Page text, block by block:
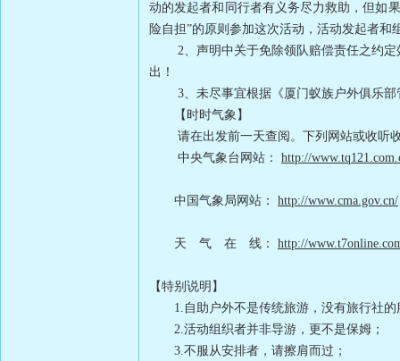
动的发起者和同行者有义务尽力救助，但如
险自担”的原则参加这次活动，活动发起者
2、声明中关于免除领队赔偿责任之约定
出！
3、未尽事宜根据《厦门蚁族户外俱乐部
【时时气象】
请在出发前一天查阅。下列网站或收听
中央气象台网站： http://
中国气象局网站： http://www.cma.gov.cn/
天 气 在 线： http://
【特别说明】
1.自助户外不是传统旅游，没有旅行社的
2.活动组织者并非导游，更不是保姆；
3.不服从安排者，请擦肩而过；